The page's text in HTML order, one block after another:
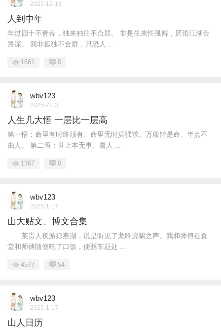
2025-12-18
人到中年
年过四十不青春，独来独往不合群。 非是生来性孤僻，厌倦江湖套
路深。 我非孤独不合群，只恐人 ...
1661 0
wbv123
2025-7-13
人生几大悟 一层比一层高
第一悟：命里有时终须有、命里无时莫强求。万般皆是命、半点不
由人。 第二悟：世上本无事、庸人 ...
1367 0
wbv123
2025-1-17
山大贴文、博文合集
某贵人夜游掠燕湖，说是听见了龙吟虎啸之声。我和师傅在食
堂和师傅随便吃了口饭，便驱车赶赴 ...
4577 54
wbv123
2025-1-17
山人日历